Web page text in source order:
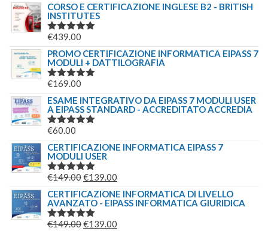
CORSO E CERTIFICAZIONE INGLESE B2 - BRITISH
INSTITUTES
VALUTATO
€439.00
PROMO CERTIFICAZIONE INFORMATICA EIPASS 7
MODULI + DATTILOGRAFIA
VALUTATO
€169.00
ESAME INTEGRATIVO DA EIPASS 7 MODULI USER
A EIPASS STANDARD - ACCREDITATO ACCREDIA
VALUTATO
€60.00
CERTIFICAZIONE INFORMATICA EIPASS 7
MODULI USER
VALUTATO
€149.00IL
PREZZO
ORIGINALE
ERA:
€139.00
PREZZO
ATTUALE
CERTIFICAZIONE INFORMATICA DI LIVELLO
AVANZATO - EIPASS INFORMATICA GIURIDICA
VALUTATO
€149.00IL
€139.00